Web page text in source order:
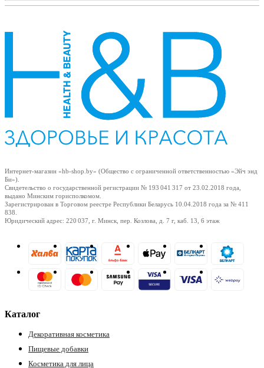
Интернет-магазин «hb-shop.by» (Общество с ограниченной ответственностью «Эйч энд
Би»).
Свидетельство о государственной регистрации № 193 041 317 от 23.02.2018 года,
выдано Минским горисполкомом.
Зарегистрирован в Торговом реестре Республики Беларусь 10.04.2018 года за № 411
838.
Юридический адрес: 220 037, г. Минск, пер. Козлова, д. 7 г, каб. 13, 6 этаж
Каталог
Декоративная косметика
Пищевые добавки
Косметика для лица